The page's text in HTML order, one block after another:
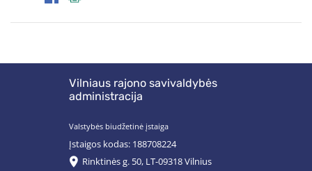
Vilniaus rajono savivaldybės
administracija
Valstybės biudžetinė įstaiga
Įstaigos kodas: 188708224
Rinktinės g. 50, LT-09318 Vilnius